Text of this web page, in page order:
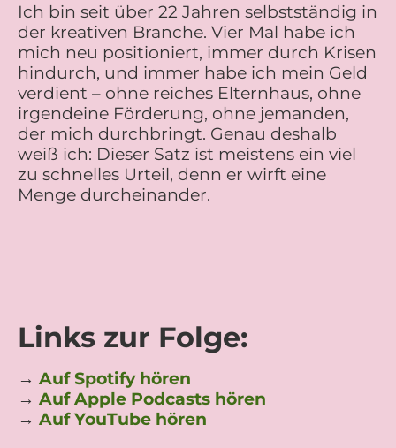
Ich bin seit über 22 Jahren selbstständig in
der kreativen Branche. Vier Mal habe ich
mich neu positioniert, immer durch Krisen
hindurch, und immer habe ich mein Geld
verdient – ohne reiches Elternhaus, ohne
irgendeine Förderung, ohne jemanden,
der mich durchbringt. Genau deshalb
weiß ich: Dieser Satz ist meistens ein viel
zu schnelles Urteil, denn er wirft eine
Menge durcheinander.
Links zur Folge:
→ Auf Spotify hören
→ Auf Apple Podcasts hören
→ Auf YouTube hören